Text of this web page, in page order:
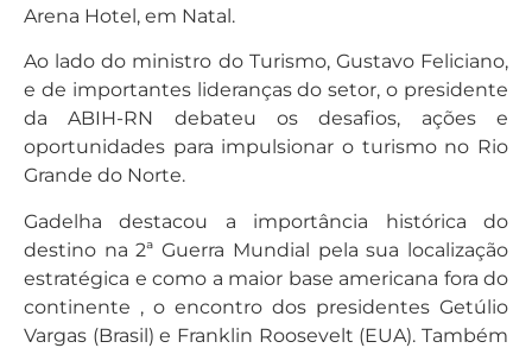
Arena Hotel, em Natal.
Ao lado do ministro do Turismo, Gustavo Feliciano,
e de importantes lideranças do setor, o presidente
da ABIH-RN debateu os desafios, ações e
oportunidades para impulsionar o turismo no Rio
Grande do Norte.
Gadelha destacou a importância histórica do
destino na 2ª Guerra Mundial pela sua localização
estratégica e como a maior base americana fora do
continente , o encontro dos presidentes Getúlio
Vargas (Brasil) e Franklin Roosevelt (EUA). Também